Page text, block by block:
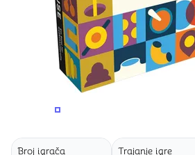
PROMENITE UGAO GLEDANJA
Broj igrača Trajanje igre